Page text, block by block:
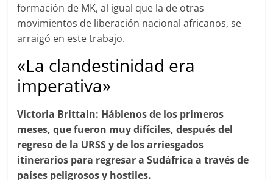
formación de MK, al igual que la de otras
movimientos de liberación nacional africanos, se
arraigó en este trabajo.
«La clandestinidad era
imperativa»
Victoria Brittain: Háblenos de los primeros
meses, que fueron muy difíciles, después del
regreso de la URSS y de los arriesgados
itinerarios para regresar a Sudáfrica a través de
países peligrosos y hostiles.